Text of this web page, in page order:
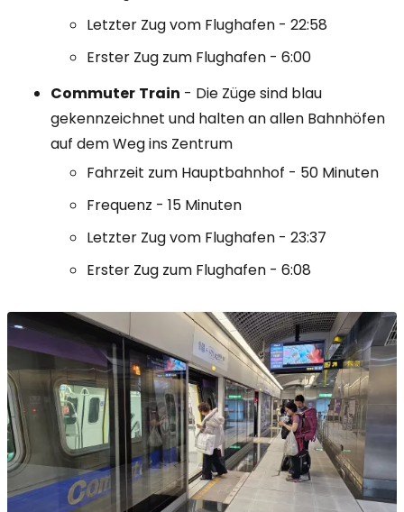
Letzter Zug vom Flughafen - 22:58
Erster Zug zum Flughafen - 6:00
Commuter Train - Die Züge sind blau
gekennzeichnet und halten an allen Bahnhöfen
auf dem Weg ins Zentrum
Fahrzeit zum Hauptbahnhof - 50 Minuten
Frequenz - 15 Minuten
Letzter Zug vom Flughafen - 23:37
Erster Zug zum Flughafen - 6:08